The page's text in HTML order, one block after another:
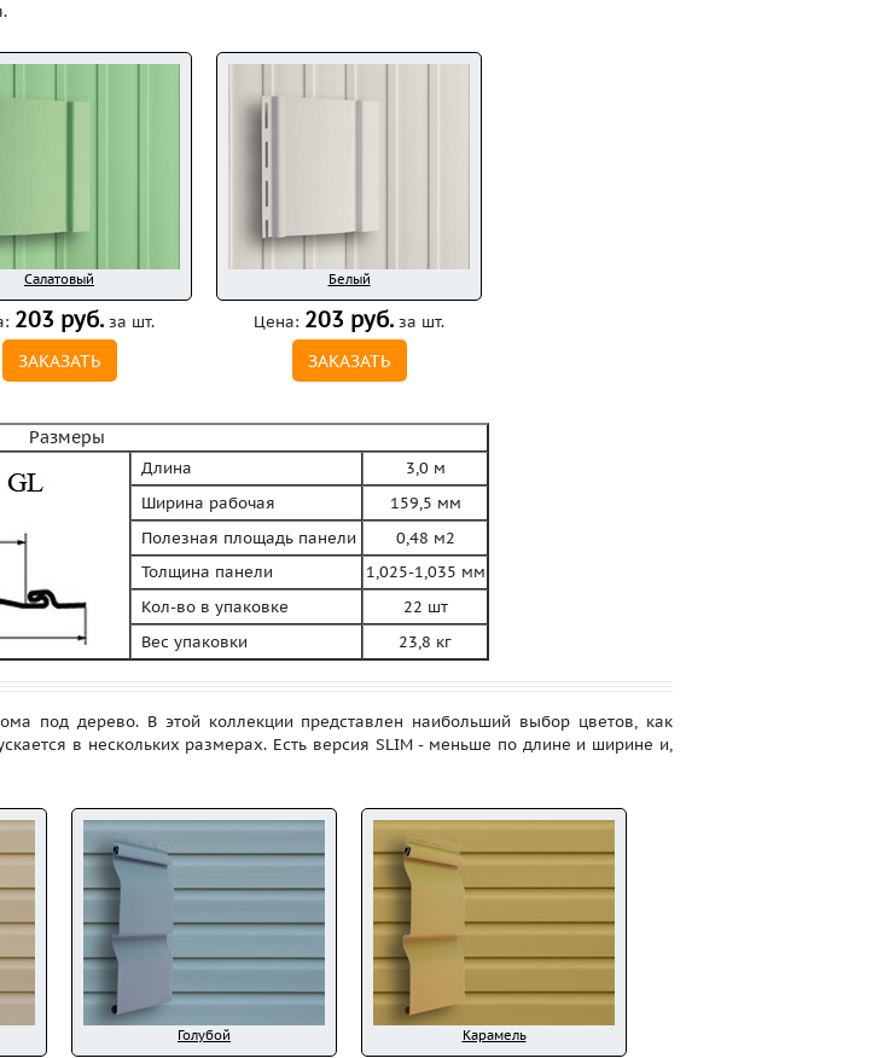
Салатовый Белый
203 руб. за шт.
ЗАКАЗАТЬ
Цена: 203 руб. за шт.
ЗАКАЗАТЬ
Размеры
Длина
3,0 м
Ширина рабочая
159,5 мм
Полезная площадь панели
0,48 м2
Толщина панели
1,025-1,035 мм
Кол-во в упаковке
22 шт
Вес упаковки
23,8 кг
под дерево. В этой коллекции представлен наибольший выбор цветов, как
в нескольких размерах. Есть версия SLIM - меньше по длине и ширине и,
Голубой Карамель